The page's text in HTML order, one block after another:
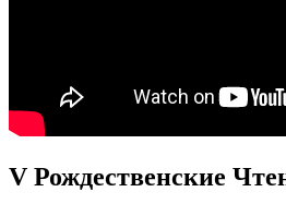
V Рождественские